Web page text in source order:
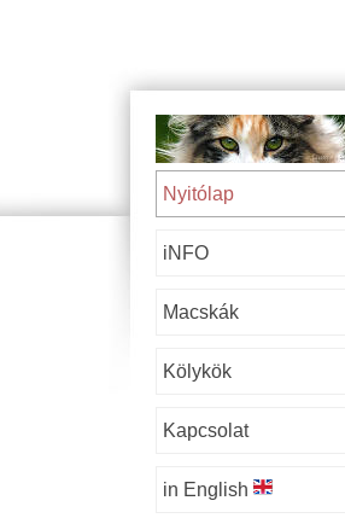
Nyitólap
iNFO
Macskák
Kölykök
Kapcsolat
in English